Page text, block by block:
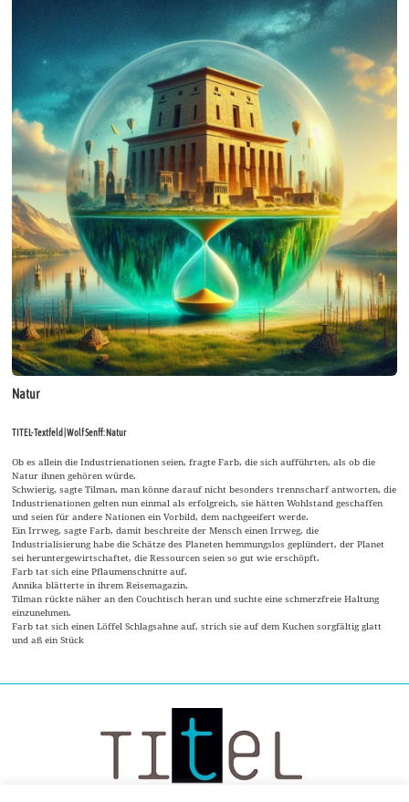
Natur
TITEL-Textfeld | Wolf Senff: Natur
Ob es allein die Industrienationen seien, fragte Farb, die sich aufführten, als ob die
Natur ihnen gehören würde.
Schwierig, sagte Tilman, man könne darauf nicht besonders trennscharf antworten, die
Industrienationen gelten nun einmal als erfolgreich, sie hätten Wohlstand geschaffen
und seien für andere Nationen ein Vorbild, dem nachgeeifert werde.
Ein Irrweg, sagte Farb, damit beschreite der Mensch einen Irrweg, die
Industrialisierung habe die Schätze des Planeten hemmungslos geplündert, der Planet
sei heruntergewirtschaftet, die Ressourcen seien so gut wie erschöpft.
Farb tat sich eine Pflaumenschnitte auf.
Annika blätterte in ihrem Reisemagazin.
Tilman rückte näher an den Couchtisch heran und suchte eine schmerzfreie Haltung
einzunehmen.
Farb tat sich einen Löffel Schlagsahne auf, strich sie auf dem Kuchen sorgfältig glatt
und aß ein Stück